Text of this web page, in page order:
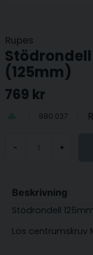
Rupes
Stödrondell
(125mm)
769 kr
980.027
- +
Beskrivning
Stödrondell
Lös centrumskruv